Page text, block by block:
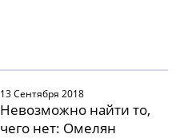
13 Сентября 2018
Невозможно найти то,
чего нет: Омелян